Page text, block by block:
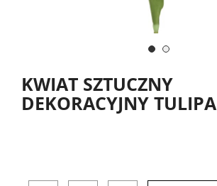
KWIAT SZTUCZNY
DEKORACYJNY